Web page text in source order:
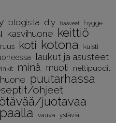
blogista diy haaveet hygge
kasvihuone keittiö
koti kotona kuisti
laukut ja asusteet
minä muoti nettipuodit
puutarhassa
ohjeet
juotavaa
vauva ystäviä